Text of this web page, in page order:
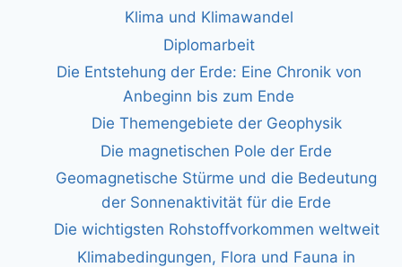
Klima und Klimawandel
Diplomarbeit
Die Entstehung der Erde: Eine Chronik von
Anbeginn bis zum Ende
Die Themengebiete der Geophysik
Die magnetischen Pole der Erde
Geomagnetische Stürme und die Bedeutung
der Sonnenaktivität für die Erde
Die wichtigsten Rohstoffvorkommen weltweit
Klimabedingungen, Flora und Fauna in